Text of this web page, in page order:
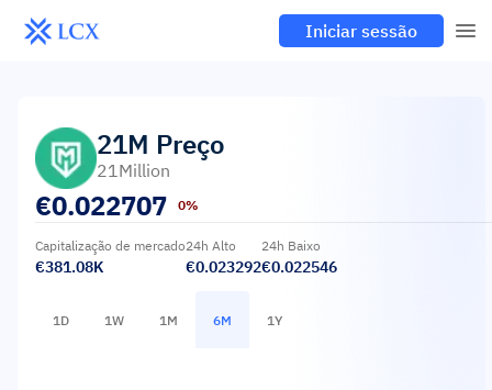
Iniciar sessão
21M Preço
21Million
€0.022707 0%
Capitalização de mercado
€381.08K
24h Alto
€0.023292
24h Baixo
€0.022546
1D 1W 1M 6M 1Y